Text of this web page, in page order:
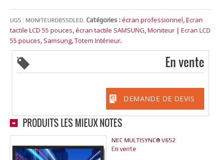
UGS : MONITEURDB55DLED. Catégories : écran professionnel, Ecran
tactile LCD 55 pouces, écran tactile SAMSUNG, Moniteur | Ecran LCD
55 pouces, Samsung, Totem Intérieur.
En vente
DEMANDE DE DEVIS
PRODUITS LES MIEUX NOTÉS
NEC MULTISYNC® V652
En vente